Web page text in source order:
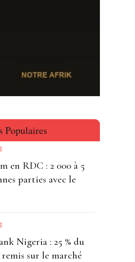
Populaires
en RDC : 2 000 à 5
parties avec le
Nigeria : 25 % du
sur le marché